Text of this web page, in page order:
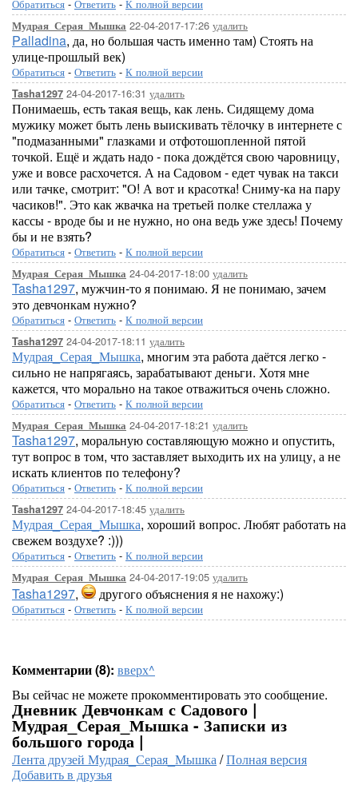
Обратиться - Ответить - К полной версии
Мудрая_Серая_Мышка 22-04-2017-17:26 удалить
Palladina, да, но большая часть именно там) Стоять на
улице-прошлый век)
Обратиться - Ответить - К полной версии
Tasha1297 24-04-2017-16:31 удалить
Понимаешь, есть такая вещь, как лень. Сидящему дома
мужику может быть лень выискивать тёлочку в интернете с
"подмазанными" глазками и отфотошопленной пятой
точкой. Ещё и ждать надо - пока дождётся свою чаровницу,
уже и вовсе расхочется. А на Садовом - едет чувак на такси
или тачке, смотрит: "О! А вот и красотка! Сниму-ка на пару
часиков!". Это как жвачка на третьей полке стеллажа у
кассы - вроде бы и не нужно, но она ведь уже здесь! Почему
бы и не взять?
Обратиться - Ответить - К полной версии
Мудрая_Серая_Мышка 24-04-2017-18:00 удалить
Tasha1297, мужчин-то я понимаю. Я не понимаю, зачем
это девчонкам нужно?
Обратиться - Ответить - К полной версии
Tasha1297 24-04-2017-18:11 удалить
Мудрая_Серая_Мышка, многим эта работа даётся легко -
сильно не напрягаясь, зарабатывают деньги. Хотя мне
кажется, что морально на такое отважиться очень сложно.
Обратиться - Ответить - К полной версии
Мудрая_Серая_Мышка 24-04-2017-18:21 удалить
Tasha1297, моральную составляющую можно и опустить,
тут вопрос в том, что заставляет выходить их на улицу, а не
искать клиентов по телефону?
Обратиться - Ответить - К полной версии
Tasha1297 24-04-2017-18:45 удалить
Мудрая_Серая_Мышка, хороший вопрос. Любят работать на
свежем воздухе? :)))
Обратиться - Ответить - К полной версии
Мудрая_Серая_Мышка 24-04-2017-19:05 удалить
Tasha1297, другого объяснения я не нахожу:)
Обратиться - Ответить - К полной версии
Комментарии (8): вверх^
Вы сейчас не можете прокомментировать это сообщение.
Дневник Девчонкам с Садового |
Мудрая_Серая_Мышка - Записки из
большого города |
Лента друзей Мудрая_Серая_Мышка/Полная версия
Добавить в друзья